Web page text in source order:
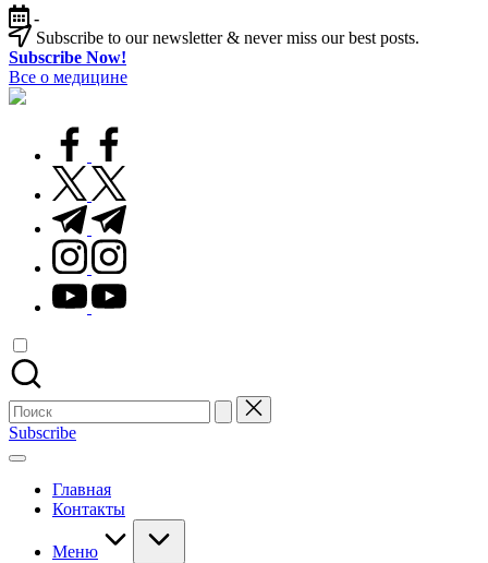
Перейти
к
содержимому
-
Subscribe to our newsletter & never miss our best posts.
Subscribe Now!
Все о медицине
Лечитесь
facebook.com
twitter.com
t.me
instagram.com
youtube.com
Поиск
для:
Subscribe
Главная
Контакты
Меню